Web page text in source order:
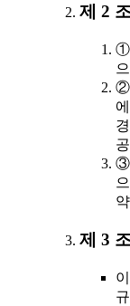
제 2
①
②
③
제 3